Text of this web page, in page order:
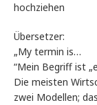
hochziehen
Übersetzer:
„My termin is…
“Mein Begriff ist
Die meisten
zwei Modellen;